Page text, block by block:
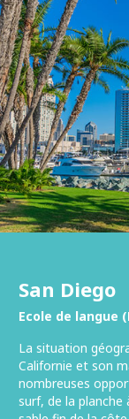
San Diego
Ecole de langue
La situation
Californie et son
nombreuses
surf, de la planche